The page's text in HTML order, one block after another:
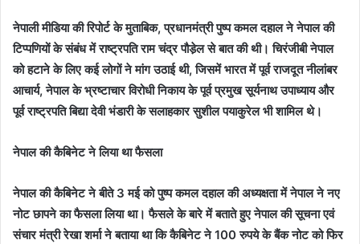
नेपाली मीडिया की रिपोर्ट के मुताबिक, प्रधानमंत्री पुष्प कमल दहाल ने नेपाल की
टिप्पणियों के संबंध में राष्ट्रपति राम चंद्र पौडे़ल से बात की थी। चिरंजीबी नेपाल
को हटाने के लिए कई लोगों ने मांग उठाई थी, जिसमें भारत में पूर्व राजदूत नीलांबर
आचार्य, नेपाल के भ्रष्टाचार विरोधी निकाय के पूर्व प्रमुख सूर्यनाथ उपाध्याय और
पूर्व राष्ट्रपति बिद्या देवी भंडारी के सलाहकार सुशील पयाकुरेल भी शामिल थे।
नेपाल की कैबिनेट ने लिया था फैसला
नेपाल की कैबिनेट ने बीते 3 मई को पुष्प कमल दहाल की अध्यक्षता में नेपाल ने नए
नोट छापने का फैसला लिया था। फैसले के बारे में बताते हुए नेपाल की सूचना एवं
संचार मंत्री रेखा शर्मा ने बताया था कि कैबिनेट ने 100 रुपये के बैंक नोट को फिर